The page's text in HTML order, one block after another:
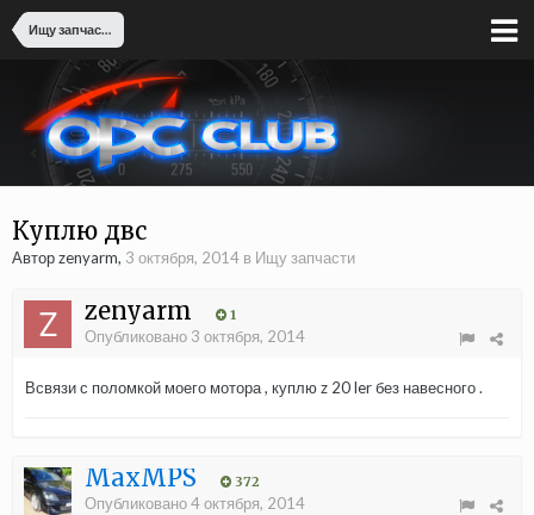
Ищу запчасти
Куплю двс
Автор zenyarm, 3 октября, 2014 в Ищу запчасти
zenyarm 1
Опубликовано 3 октября, 2014
Всвязи с поломкой моего мотора , куплю z 20 ler без навесного .
MaxMPS 372
Опубликовано4 октября, 2014